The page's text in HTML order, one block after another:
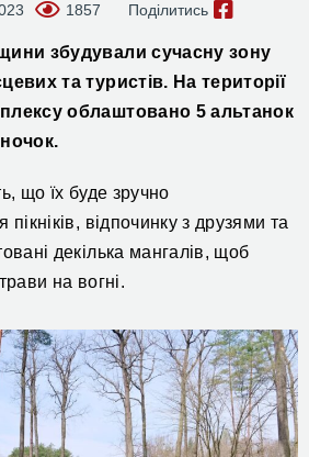
1857 Поділитись
збудували сучасну зону
та туристів. На території
облаштовано 5 альтанок
що їх буде зручно
відпочинку з друзями та
декілька мангалів, щоб
на вогні.